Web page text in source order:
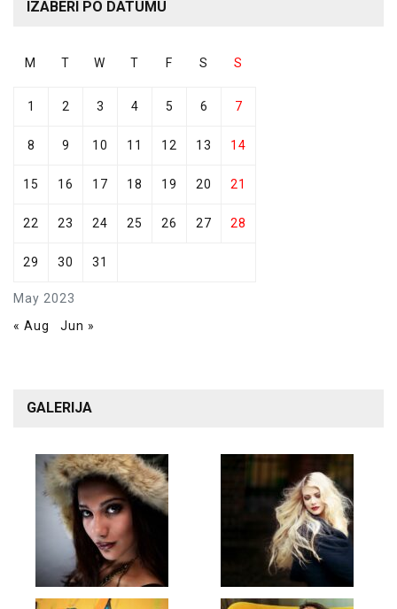
IZABERI PO DATUMU
May 2023
M T W T F S S
1 2 3 4 5 6 7
8 9 10 11 12 13 14
15 16 17 18 19 20 21
22 23 24 25 26 27 28
29 30 31
« Aug Jun »
GALERIJA